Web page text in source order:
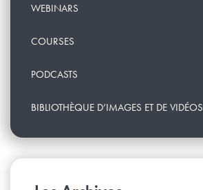
WEBINARS
COURSES
PODCASTS
BIBLIOTHÈQUE D’IMAGES ET DE VIDÉOS